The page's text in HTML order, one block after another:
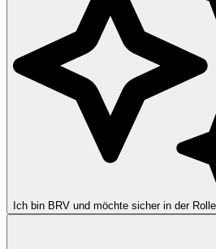
Ich bin BRV und möchte sicher in der